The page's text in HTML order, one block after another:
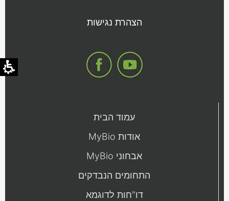
הצהרת נגישות
עמוד הבית
אודות MyBio
אבחוני MyBio
התחומים הנבדקים
דו"חות לדוגמא